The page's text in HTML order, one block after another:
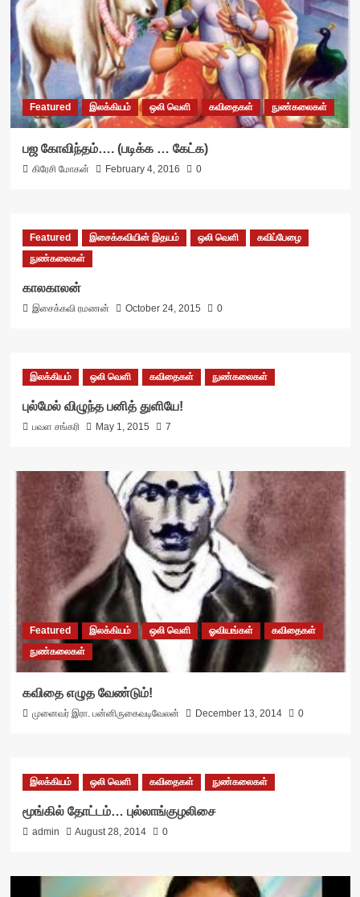
Featured இலக்கியம் ஒலி வெளி கவிதைகள் நுண்கலைகள்
பஜ கோவிந்தம்…. (படிக்க … கேட்க)
கிரேசி மோகன் February 4, 2016 0
Featured இசைக்கவியின் இதயம் ஒலி வெளி
கவிப்பேழை
நுண்கலைகள்
காலகாலன்
இசைக்கவி ரமணன் October 24, 2015 0
இலக்கியம் ஒலி வெளி கவிதைகள் நுண்கலைகள்
புல்மேல் விழுந்த பனித் துளியே!
பவள சங்கரி May 1, 2015 7
Featured இலக்கியம் ஒலி வெளி ஓவியங்கள்
கவிதைகள்
நுண்கலைகள்
கவிதை எழுத வேண்டும்!
முனைவர் இரா. பன்னிருகைவடிவேலன் December 13, 2014 0
இலக்கியம் ஒலி வெளி கவிதைகள் நுண்கலைகள்
மூங்கில் தோட்டம்… புல்லாங்குழலிசை
admin August 28, 2014 0